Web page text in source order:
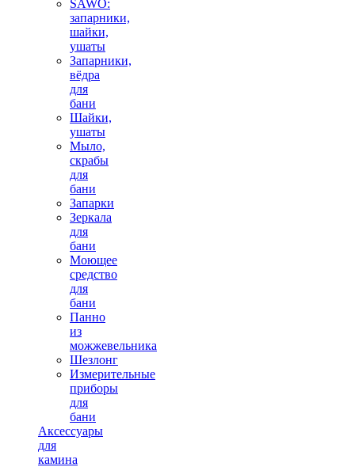
SAWO:
запарники,
шайки,
ушаты
Запарники,
вёдра
для
бани
Шайки,
ушаты
Мыло,
скрабы
для
бани
Запарки
Зеркала
для
бани
Моющее
средство
для
бани
Панно
из
можжевельника
Шезлонг
Измерительные
приборы
для
бани
Аксессуары
для
камина